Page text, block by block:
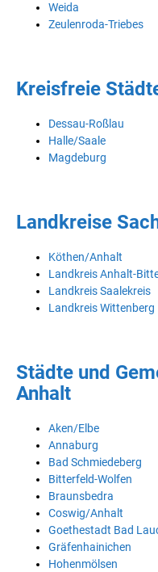
Weida
Zeulenroda-Triebes
Kreisfreie
Dessau-Roßlau
Halle/Saale
Magdeburg
Landkreise
Köthen/Anhalt
Landkreis Anhalt-
Landkreis Saalekreis
Landkreis Wittenberg
Städte und
Anhalt
Aken/Elbe
Annaburg
Bad Schmiedeberg
Bitterfeld-Wolfen
Braunsbedra
Coswig/Anhalt
Goethestadt Bad
Gräfenhainichen
Hohenmölsen